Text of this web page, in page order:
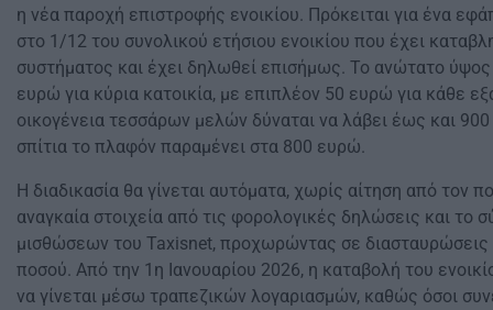
η νέα παροχή επιστροφής ενοικίου. Πρόκειται για ένα
στο 1/12 του συνολικού ετήσιου ενοικίου που έχει
συστήματος και έχει δηλωθεί επισήμως. Το ανώτατο
ευρώ για κύρια κατοικία, με επιπλέον 50 ευρώ για κάθε
οικογένεια τεσσάρων μελών δύναται να λάβει έως και
σπίτια το πλαφόν παραμένει στα 800 ευρώ.
Η διαδικασία θα γίνεται αυτόματα, χωρίς αίτηση από τον
αναγκαία στοιχεία από τις φορολογικές δηλώσεις και το
μισθώσεων του Taxisnet, προχωρώντας σε διασταυρώσεις
ποσού. Από την 1η Ιανουαρίου 2026, η καταβολή του
να γίνεται μέσω τραπεζικών λογαριασμών, καθώς όσοι